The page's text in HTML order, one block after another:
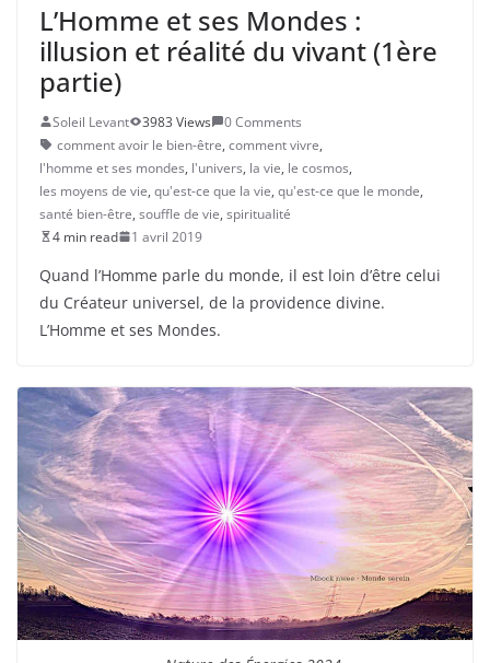
L’Homme et ses Mondes :
illusion et réalité du vivant (1ère
partie)
Soleil Levant 3983 Views
0 Comments
comment avoir le bien-être, comment vivre,
l'homme et ses mondes, l'univers, la vie, le cosmos,
les moyens de vie, qu'est-ce que la vie, qu'est-ce que le monde,
santé bien-être, souffle de vie, spiritualité
4 min read
1 avril 2019
Quand l’Homme parle du monde, il est loin d’être celui
du Créateur universel, de la providence divine.
L’Homme et ses Mondes.